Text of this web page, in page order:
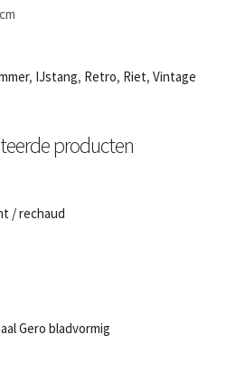
, IJstang, Retro, Riet, Vintage
producten